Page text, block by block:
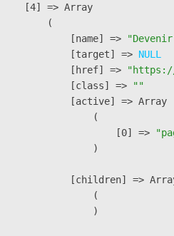
    [4] => Array
        (
            [name] =>
"Devenir
            [target] =>
NULL
            [href] =>
"https://
            [class] =>
""
            [active] => Array
                (
                    [0] =>
                )
[children] =>
                (
                )